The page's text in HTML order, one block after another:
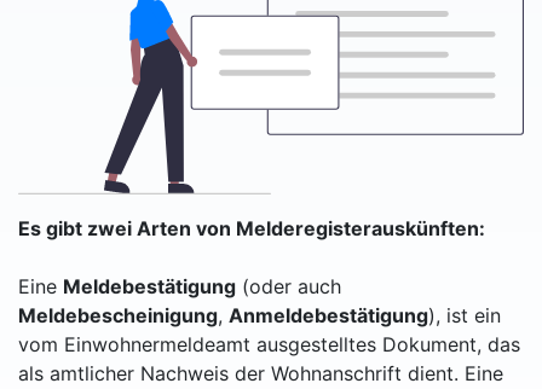
Es gibt zwei Arten von Melderegisterauskünften:
Eine Meldebestätigung (oder auch
Meldebescheinigung, Anmeldebestätigung), ist ein
vom Einwohnermeldeamt ausgestelltes Dokument, das
als amtlicher Nachweis der Wohnanschrift dient. Eine